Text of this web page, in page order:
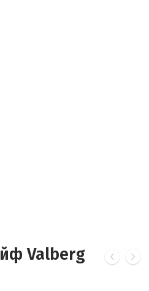
Valberg